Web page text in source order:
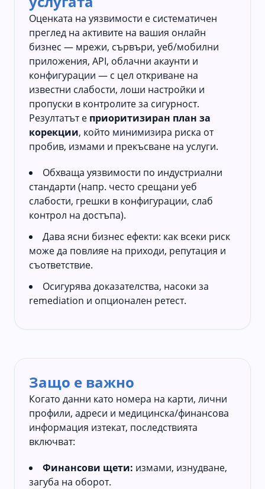
Оценката на уязвимости е систематичен
преглед на активите на вашия онлайн
бизнес — мрежи, сървъри, уеб/мобилни
приложения, API, облачни акаунти и
конфигурации — с цел откриване на
известни слабости, лоши настройки и
пропуски в контролите за сигурност.
Резултатът е приоритизиран план за
корекции, който минимизира риска от
пробив, измами и прекъсване на услуги.
Обхваща уязвимости по индустриални
стандарти (напр. често срещани уеб
слабости, грешки в конфигурации, слаб
контрол на достъпа).
Дава ясни бизнес ефекти: как всеки риск
може да повлияе на приходи, репутация и
съответствие.
Осигурява доказателства, насоки за
remediation и опционален ретест.
Защо е важно
Когато данни като номера на карти, лични
профили, адреси и медицинска/финансова
информация изтекат, последствията
включват:
Финансови щети: измами, изнудване,
загуба на оборот.